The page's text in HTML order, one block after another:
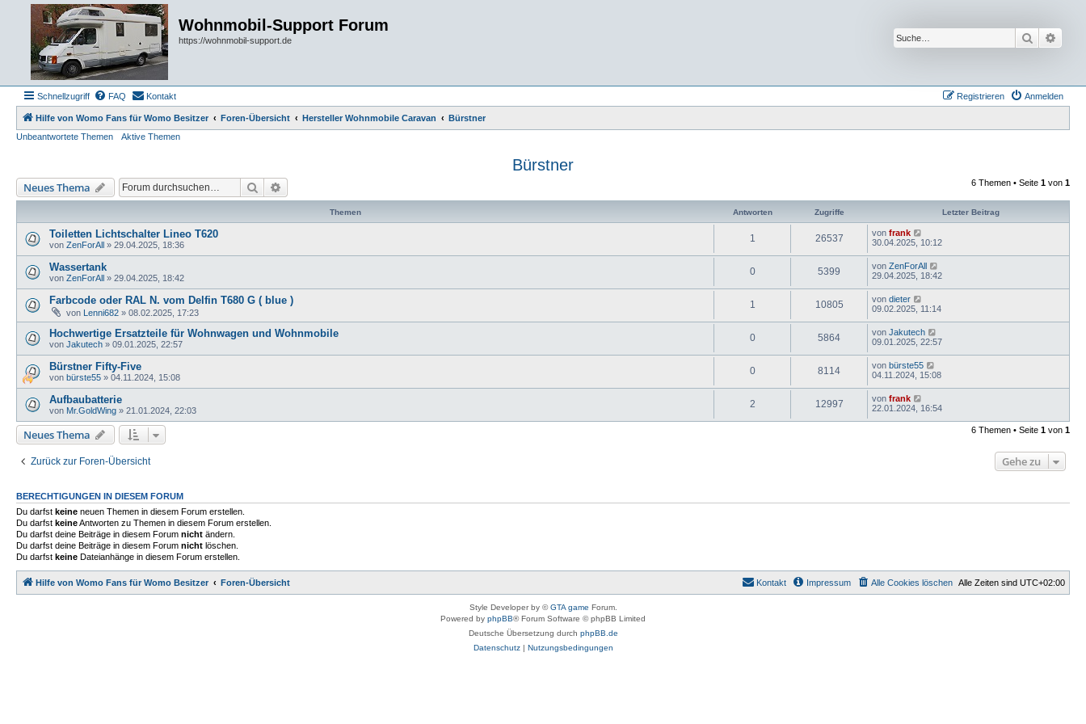
Wohnmobil-Support Forum
https://wohnmobil-support.de Suche
Schnellzugriff FAQ Kontakt Anmelden
Registrieren
Hilfe von Womo Fans für Womo Besitzer Foren-Übersicht Hersteller Wohnmobile Caravan
Bürstner
Unbeantwortete Themen
Aktive Themen
Bürstner
Neues Thema Suche 6 Themen • Seite 1 von 1
Themen Antworten Zugriffe Letzter Beitrag
Toiletten Lichtschalter Lineo T620
von ZenForAll » 29.04.2025, 18:36
1 26537 von frank
30.04.2025, 10:12
Wassertank
von ZenForAll » 29.04.2025, 18:42
0 5399 von ZenForAll
29.04.2025, 18:42
Farbcode oder RAL N. vom Delfin T680 G ( blue )
von Lenni682 » 08.02.2025, 17:23
1 10805 von dieter
09.02.2025, 11:14
Hochwertige Ersatzteile für Wohnwagen und Wohnmobile
von Jakutech » 09.01.2025, 22:57
0 5864 von Jakutech
09.01.2025, 22:57
Bürstner Fifty-Five
von bürste55 » 04.11.2024, 15:08
0 8114 von bürste55
04.11.2024, 15:08
Aufbaubatterie
von Mr.GoldWing » 21.01.2024, 22:03
2 12997 von frank
22.01.2024, 16:54
Neues Thema 6 Themen • Seite 1 von 1
Zurück zur Foren-Übersicht Gehe zu
BERECHTIGUNGEN IN DIESEM FORUM
Du darfst keine neuen Themen in diesem Forum erstellen.
Du darfst keineAntworten zu Themen in diesem Forum erstellen.
Du darfst deine Beiträge in diesem Forum nicht ändern.
Du darfst deine Beiträge in diesem Forum nicht löschen.
Du darfst keine Dateianhänge in diesem Forum erstellen.
Hilfe von Womo Fans für Womo Besitzer Foren-Übersicht Alle Zeiten sind UTC+02:00
Alle Cookies löschen
Impressum
Kontakt
Style Developer by ©GTA game Forum.
Powered by phpBB® Forum Software © phpBB Limited
Deutsche Übersetzung durch phpBB.de
Datenschutz| Nutzungsbedingungen